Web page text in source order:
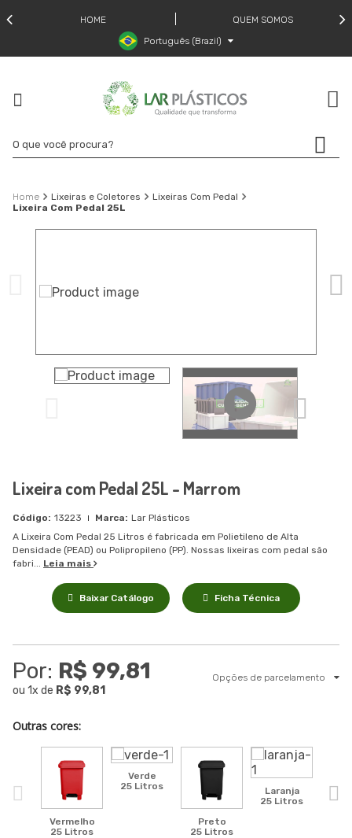
HOME
QUEM SOMOS
Português (Brazil)
Lixeiras e Coletores
Lixeiras Com Pedal
Lixeira Com Pedal 25L
Lixeira com Pedal 25L - Marrom
13223
Lar Plásticos
A Lixeira Com Pedal 25 Litros é fabricada em Polietileno de Alta
Densidade (PEAD) ou Polipropileno (PP). Nossas lixeiras com pedal são
fabri... Leia mais
Baixar Catálogo Ficha Técnica
Por: R$ 99,81
ou 1x de R$ 99,81
Opções de parcelamento
Outras cores:
Vermelho
25 Litros
Verde
25 Litros
Preto
25 Litros
Laranja
25 Litros